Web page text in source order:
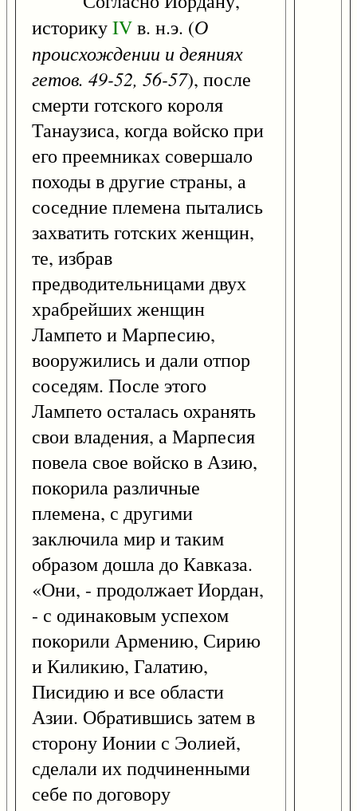
историкуIVв. н.э. (О
происхождении и деяниях
гетов. 49-52, 56-57), после
смерти готского короля
Танаузиса, когда войско при
его преемниках совершало
походы в другие страны, а
соседние племена пытались
захватить готских женщин,
те, избрав
предводительницами двух
храбрейших женщин
Лампето и Марпесию,
вооружились и дали отпор
соседям. После этого
Лампето осталась охранять
свои владения, а Марпесия
повела свое войско в Азию,
покорила различные
племена, с другими
заключила мир и таким
образом дошла до Кавказа.
«Они, - продолжает Иордан,
- с одинаковым успехом
покорили Армению, Сирию
и Киликию, Галатию,
Писидию и все области
Азии. Обратившись затем в
сторону Ионии с Эолией,
сделали их подчиненными
себе по договору